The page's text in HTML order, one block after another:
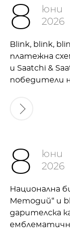
8
юни
2026
Blink, blink,
платежна
и Saatchi &
победители
8
юни
2026
Национална
Методий“ и
дарителска